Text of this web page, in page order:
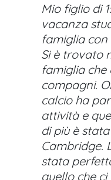
Mio figlio di
vacanza
famiglia
Si è trovato
famiglia che
compagni.
calcio ha
attività e
di più è
Cambridge.
stata
quello che